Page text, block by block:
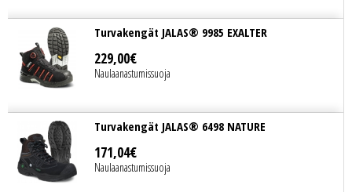
Turvakengät JALAS® 9985 EXALTER
229,00€
Naulaanastumissuoja
Turvakengät JALAS® 6498 NATURE
171,04€
Naulaanastumissuoja